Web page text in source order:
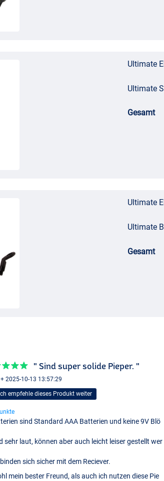
Ultimate
Ultimate
Gesamt
Ultimate
Ultimate
Gesamt
" Sind super solide Pieper. "
2025-10-13 13:57:29
Ich empfehle dieses Produkt weiter
sind Standard AAA Batterien und keine 9V Blö
sehr laut, können aber auch leicht leiser gestellt wer
sich sicher mit dem Reciever.
mein bester Freund, als auch ich nutzen diese Pie